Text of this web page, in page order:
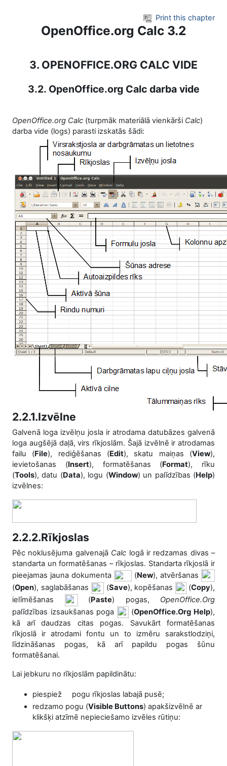
Print this chapter
OpenOffice.org Calc 3.2
3. OPENOFFICE.ORG CALC VIDE
3.2. OpenOffice.org Calc darba vide
OpenOffice.org Calc (turpmāk materiālā vienkārši Calc)
darba vide (logs) parasti izskatās šādi:
2.2.1.Izvēlne
Galvenā loga izvēlņu josla ir atrodama datubāzes galvenā
loga augšējā daļā, virs rīkjoslām. Šajā izvēlnē ir atrodamas
failu (File), rediģēšanas (Edit), skatu maiņas (View),
ievietošanas (Insert), formatēšanas (Format), rīku
(Tools), datu (Data), logu (Window) un palīdzības (Help)
izvēlnes:
2.2.2.Rīkjoslas
Pēc noklusējuma galvenajā Calc logā ir redzamas divas –
standarta un formatēšanas – rīkjoslas. Standarta rīkjoslā ir
pieejamas jauna dokumenta (New), atvēršanas
(Open), saglabāšanas (Save), kopēšanas (Copy),
ielīmēšanas
(Paste) pogas, OpenOffice.Org
palīdzības izsaukšanas poga
(OpenOffice.Org Help),
kā arī daudzas citas pogas. Savukārt formatēšanas
rīkjoslā ir atrodami fontu un to izmēru sarakstlodziņi,
līdzināšanas pogas, kā arī papildu pogas šūnu
formatēšanai.
Lai jebkuru no rīkjoslām papildinātu:
piespiež
pogu rīkjoslas labajā pusē;
redzamo pogu (Visible Buttons) apakšizvēlnē ar
klikšķi atzīmē nepieciešamo izvēles rūtiņu: